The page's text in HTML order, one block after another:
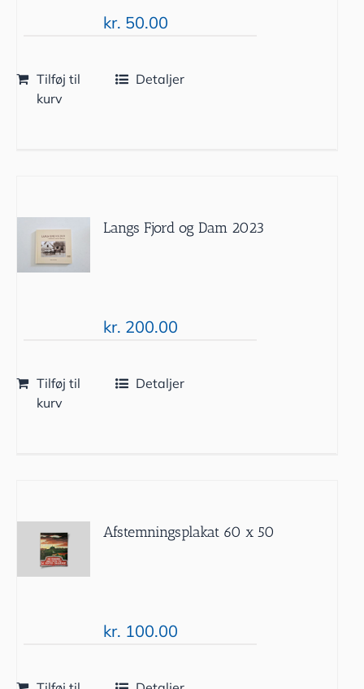
kr. 50.00
Tilføj til
kurv
Detaljer
Langs Fjord og Dam 2023
kr. 200.00
Tilføj til
kurv
Detaljer
Afstemningsplakat 60 x 50
kr. 100.00